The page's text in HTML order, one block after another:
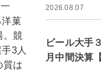
洋菓
。競
3人
質は
2026.08.07
ビール大手
月中間決算